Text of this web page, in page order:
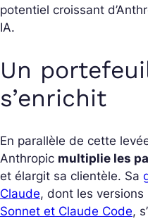
potentiel croissant
IA.
Un
s’enrichit
En parallèle de cette
Anthropic multiplie les
et élargit sa clientèle. Sa
Claude, dont les versions
Sonnet et Claude Code,